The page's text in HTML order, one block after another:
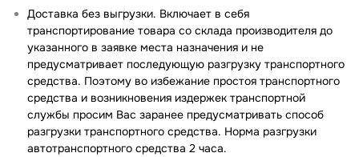
Доставка без выгрузки. Включает в себя
транспортирование товара со склада производителя до
указанного в заявке места назначения и не
предусматривает последующую разгрузку транспортного
средства. Поэтому во избежание простоя транспортного
средства и возникновения издержек транспортной
службы просим Вас заранее предусматривать способ
разгрузки транспортного средства. Норма разгрузки
автотранспортного средства 2 часа.